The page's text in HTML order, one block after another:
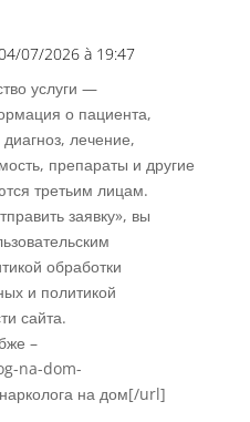
07/2026 à 19:47
услуги —
о пациента,
лечение,
препараты и другие
третьим лицам.
заявку», вы
обработки
и политикой
сайта.
–
na-dom-
на дом[/url]